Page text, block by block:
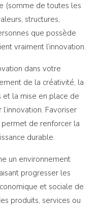
(somme de toutes les
structures,
que possède
vraiment l’innovation.
dans votre
de la créativité, la
la mise en place de
Favoriser
permet de renforcer la
durable.
un environnement
progresser les
et sociale de
produits, services ou